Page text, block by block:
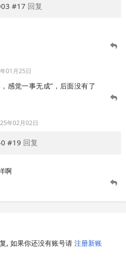
#17 回复
01月25日
感觉一事无成”，后面没有了
年02月02日
#19 回复
啊
, 如果你还没有账号请 注册新账